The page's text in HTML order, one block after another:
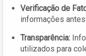
Verificação de
informações
Transparência:
utilizados para